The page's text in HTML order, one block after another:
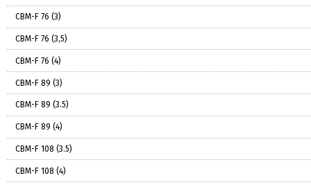
СВМ-F 76 (3)
СВМ-F 76 (3,5)
СВМ-F 76 (4)
СВМ-F 89 (3)
СВМ-F 89 (3.5)
СВМ-F 89 (4)
СВМ-F 108 (3.5)
СВМ-F 108 (4)